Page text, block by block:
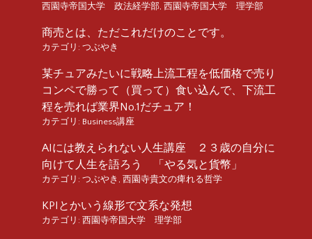
西園寺帝国大学 政法経学部, 西園寺帝国大学 理学部
商売とは、ただこれだけのことです。
カテゴリ: つぶやき
某チュアみたいに戦略上流工程を低価格で売り
コンペで勝って（買って）食い込んで、下流工
程を売れば業界No.1だチュア！
カテゴリ: Business講座
AIには教えられない人生講座 ２３歳の自分に
向けて人生を語ろう 「やる気と貨幣」
カテゴリ: つぶやき , 西園寺貴文の痺れる哲学
KPIとかいう線形で文系な発想
カテゴリ: 西園寺帝国大学 理学部